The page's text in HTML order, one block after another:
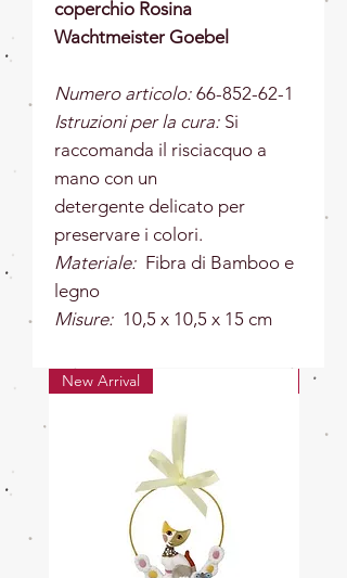
coperchio Rosina
Wachtmeister Goebel
Numero articolo: 66-852-62-1
Istruzioni per la cura: Si
raccomanda il risciacquo a
mano con un
detergente delicato per
preservare i colori.
Materiale: Fibra di Bamboo e
legno
Misure: 10,5 x 10,5 x 15 cm
New Arrival New